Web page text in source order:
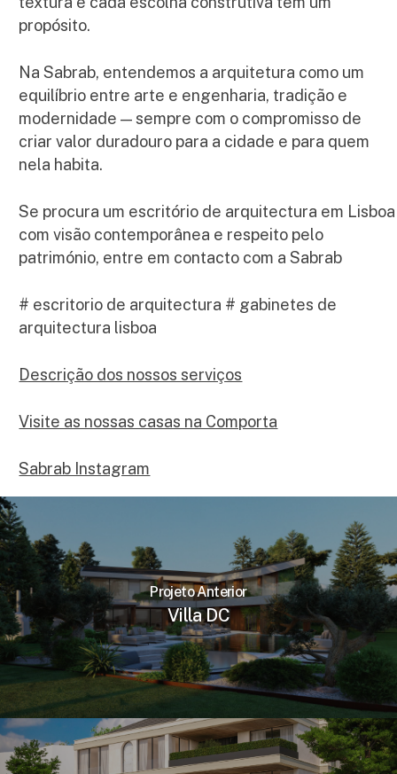
propósito.
Na Sabrab, entendemos a arquitetura como um
equilíbrio entre arte e engenharia, tradição e
modernidade — sempre com o compromisso de
criar valor duradouro para a cidade e para quem
nela habita.
Se procura um escritório de arquitectura em Lisboa
com visão contemporânea e respeito pelo
património, entre em contacto com a Sabrab
# escritorio de arquitectura # gabinetes de
arquitectura lisboa
Descrição dos nossos serviços
Visite as nossas casas na Comporta
Sabrab Instagram
Projeto Anterior
Villa DC